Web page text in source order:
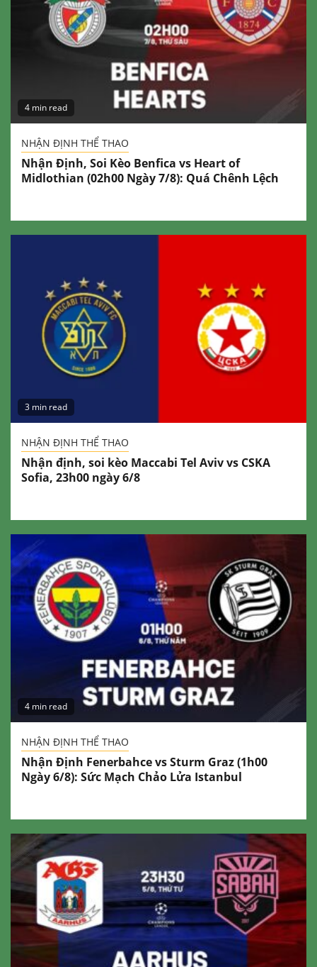
4 min read
NHẬN ĐỊNH THỂ THAO
Nhận Định, Soi Kèo Benfica vs Heart of
Midlothian (02h00 Ngày 7/8): Quá Chênh Lệch
3 min read
NHẬN ĐỊNH THỂ THAO
Nhận định, soi kèo Maccabi Tel Aviv vs CSKA
Sofia, 23h00 ngày 6/8
4 min read
NHẬN ĐỊNH THỂ THAO
Nhận Định Fenerbahce vs Sturm Graz (1h00
Ngày 6/8): Sức Mạch Chảo Lửa Istanbul